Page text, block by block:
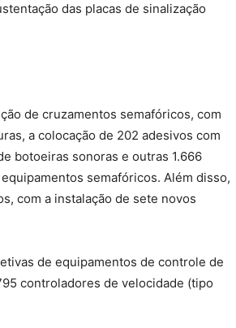
das placas de sinalização
de cruzamentos semafóricos, com
a colocação de 202 adesivos com
botoeiras sonoras e outras 1.666
semafóricos. Além disso,
com a instalação de sete novos
de equipamentos de controle de
controladores de velocidade (tipo